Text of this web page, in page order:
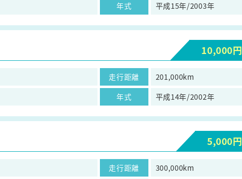
年式 平成15年/2003年
10,000円
走行距離
201,000km
年式 平成14年/2002年
5,000円
走行距離
300,000km